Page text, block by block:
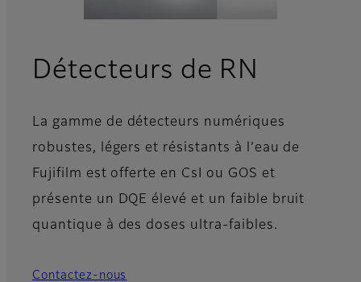
Détecteurs de RN
La gamme de détecteurs numériques
robustes, légers et résistants à l’eau de
Fujifilm est offerte en CsI ou GOS et
présente un DQE élevé et un faible bruit
quantique à des doses ultra-faibles.
Contactez-nous